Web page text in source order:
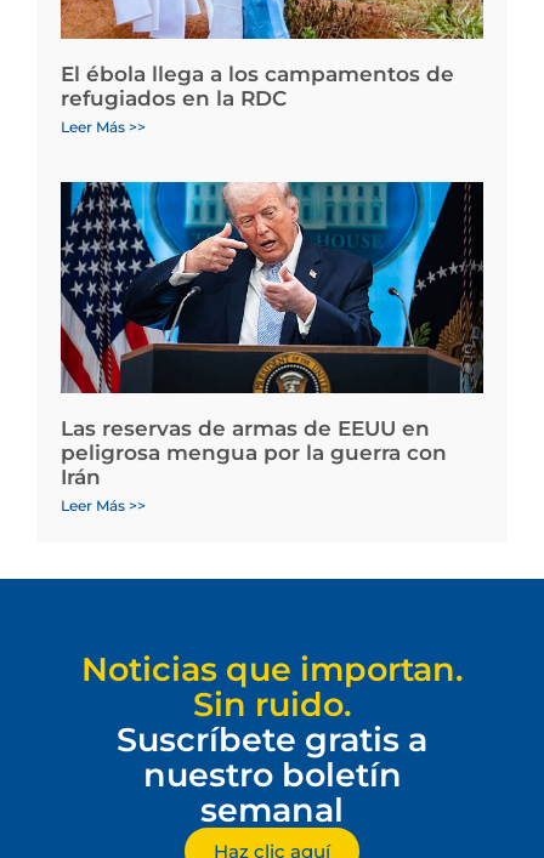
El ébola llega a los campamentos de
refugiados en la RDC
Leer Más >>
Las reservas de armas de EEUU en
peligrosa mengua por la guerra con
Irán
Leer Más >>
Noticias que importan.
Sin ruido.
Suscríbete gratis a
nuestro boletín
semanal
Haz clic aquí